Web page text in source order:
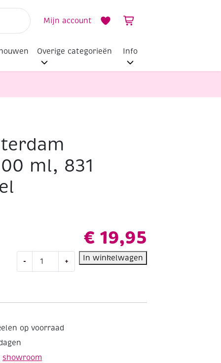
Mijn account
Overige categorieën Info
ml, 831
€ 19,95
-
Amsterdam
geel
aantal
+ In winkelwagen
op voorraad
showroom